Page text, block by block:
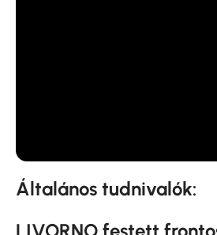
Általános tudnivalók: